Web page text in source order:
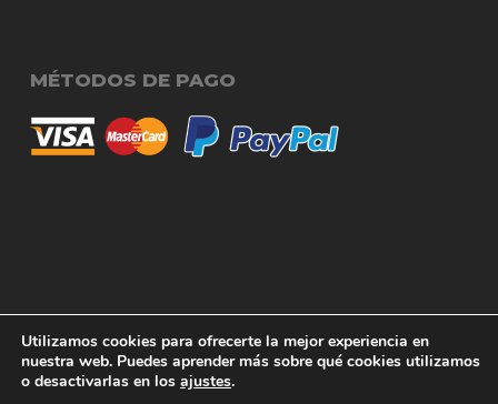
Subtotal: 0,00
Ver carrito
MÉTODOS DE PAGO
© 2026 RigmoSur. Proyecto realizado por Grado
Creativo Agencia de Publicidad
Utilizamos cookies para ofrecerte la mejor experiencia en
nuestra web. Puedes aprender más sobre qué cookies utilizamos
o desactivarlas en los ajustes.